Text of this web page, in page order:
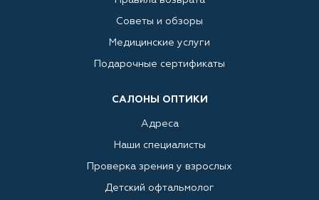
Советы и обзоры
Медицинские услуги
Подарочные сертификаты
САЛОНЫ ОПТИКИ
Адреса
Наши специалисты
Проверка зрения у взрослых
Детский офтальмолог